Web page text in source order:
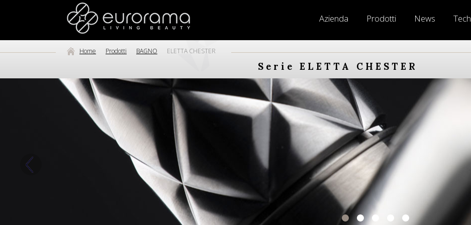
Azienda Prodotti News Tech
Home Prodotti BAGNO ELETTA CHESTER
Serie ELETTA CHESTER